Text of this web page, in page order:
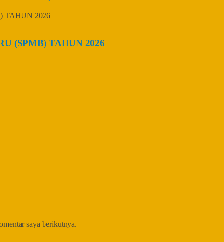
(SPMB) TAHUN 2026
saya berikutnya.